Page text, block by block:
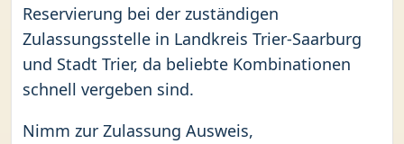
Reservierung bei der zuständigen
Zulassungsstelle in Landkreis Trier-Saarburg
und Stadt Trier, da beliebte Kombinationen
schnell vergeben sind.
Nimm zur Zulassung Ausweis,